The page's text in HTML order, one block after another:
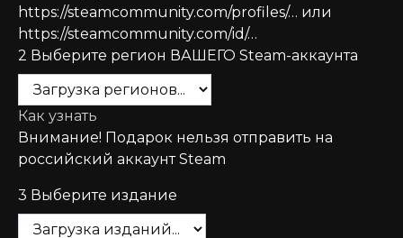
https://steamcommunity.com/profiles/… или
https://steamcommunity.com/id/…
2 Выберите регион ВАШЕГО Steam-аккаунта
Как узнать
Внимание! Подарок нельзя отправить на
российский аккаунт Steam
3 Выберите издание